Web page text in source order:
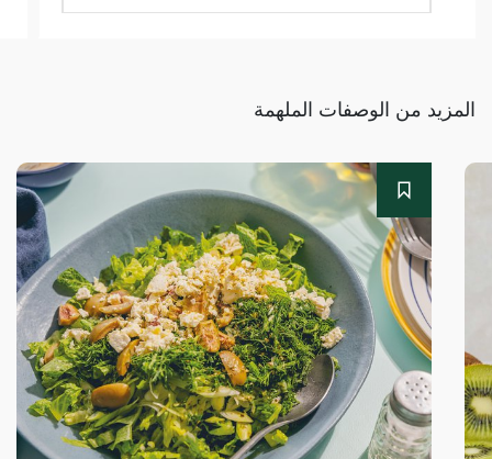
المزيد من الوصفات الملهمة